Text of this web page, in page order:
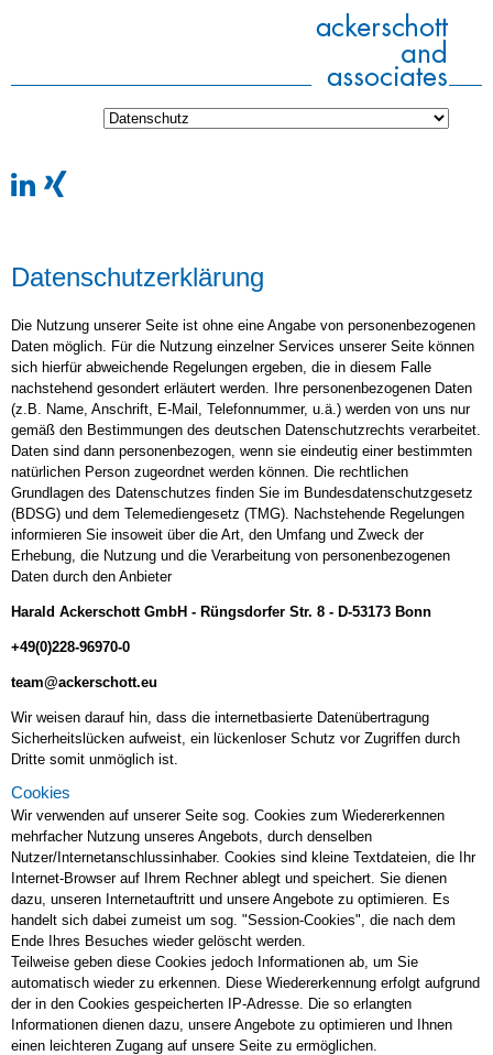
Datenschutzerklärung
Die Nutzung unserer Seite ist ohne eine Angabe von personenbezogenen
Daten möglich. Für die Nutzung einzelner Services unserer Seite können
sich hierfür abweichende Regelungen ergeben, die in diesem Falle
nachstehend gesondert erläutert werden. Ihre personenbezogenen Daten
(z.B. Name, Anschrift, E-Mail, Telefonnummer, u.ä.) werden von uns nur
gemäß den Bestimmungen des deutschen Datenschutzrechts verarbeitet.
Daten sind dann personenbezogen, wenn sie eindeutig einer bestimmten
natürlichen Person zugeordnet werden können. Die rechtlichen
Grundlagen des Datenschutzes finden Sie im Bundesdatenschutzgesetz
(BDSG) und dem Telemediengesetz (TMG). Nachstehende Regelungen
informieren Sie insoweit über die Art, den Umfang und Zweck der
Erhebung, die Nutzung und die Verarbeitung von personenbezogenen
Daten durch den Anbieter
Harald Ackerschott GmbH - Rüngsdorfer Str. 8 - D-53173 Bonn
+49(0)228-96970-0
team@ackerschott.eu
Wir weisen darauf hin, dass die internetbasierte Datenübertragung
Sicherheitslücken aufweist, ein lückenloser Schutz vor Zugriffen durch
Dritte somit unmöglich ist.
Cookies
Wir verwenden auf unserer Seite sog. Cookies zum Wiedererkennen
mehrfacher Nutzung unseres Angebots, durch denselben
Nutzer/Internetanschlussinhaber. Cookies sind kleine Textdateien, die Ihr
Internet-Browser auf Ihrem Rechner ablegt und speichert. Sie dienen
dazu, unseren Internetauftritt und unsere Angebote zu optimieren. Es
handelt sich dabei zumeist um sog. "Session-Cookies", die nach dem
Ende Ihres Besuches wieder gelöscht werden.
Teilweise geben diese Cookies jedoch Informationen ab, um Sie
automatisch wieder zu erkennen. Diese Wiedererkennung erfolgt aufgrund
der in den Cookies gespeicherten IP-Adresse. Die so erlangten
Informationen dienen dazu, unsere Angebote zu optimieren und Ihnen
einen leichteren Zugang auf unsere Seite zu ermöglichen.